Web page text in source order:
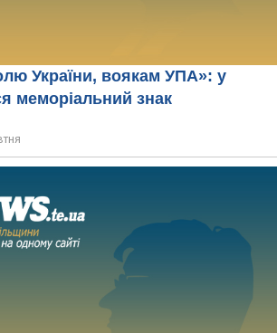
України, воякам УПА»: у
меморіальний знак